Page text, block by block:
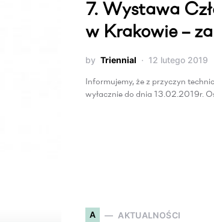
7. Wystawa
w Krakowie –
by Triennial 12 lutego 2019
Informujemy, że z przyczyn
wyłacznie do dnia 13.02.2019r.
A AKTUALNOŚCI